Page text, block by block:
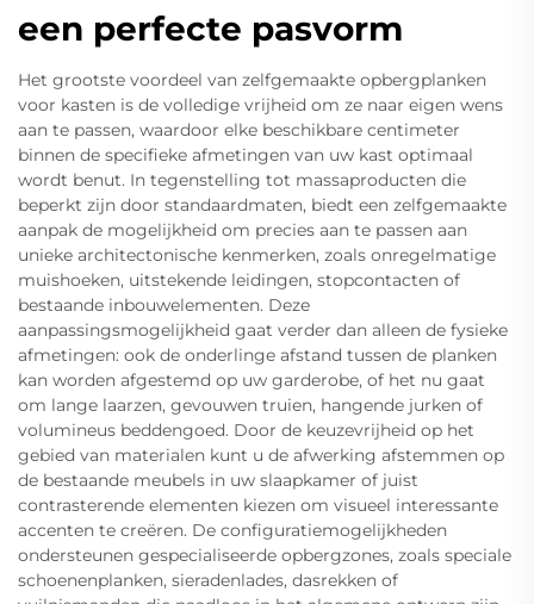
een perfecte pasvorm
Het grootste voordeel van zelfgemaakte opbergplanken
voor kasten is de volledige vrijheid om ze naar eigen wens
aan te passen, waardoor elke beschikbare centimeter
binnen de specifieke afmetingen van uw kast optimaal
wordt benut. In tegenstelling tot massaproducten die
beperkt zijn door standaardmaten, biedt een zelfgemaakte
aanpak de mogelijkheid om precies aan te passen aan
unieke architectonische kenmerken, zoals onregelmatige
muishoeken, uitstekende leidingen, stopcontacten of
bestaande inbouwelementen. Deze
aanpassingsmogelijkheid gaat verder dan alleen de fysieke
afmetingen: ook de onderlinge afstand tussen de planken
kan worden afgestemd op uw garderobe, of het nu gaat
om lange laarzen, gevouwen truien, hangende jurken of
volumineus beddengoed. Door de keuzevrijheid op het
gebied van materialen kunt u de afwerking afstemmen op
de bestaande meubels in uw slaapkamer of juist
contrasterende elementen kiezen om visueel interessante
accenten te creëren. De configuratiemogelijkheden
ondersteunen gespecialiseerde opbergzones, zoals speciale
schoenenplanken, sieradenlades, dasrekken of